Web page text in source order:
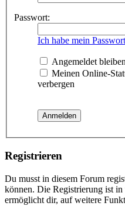
Passwort:
Ich habe mein
Angemeldet bleiben
Meinen Online-
verbergen
Registrieren
Du musst in diesem Forum
können. Die Registrierung ist
ermöglicht dir, auf weitere